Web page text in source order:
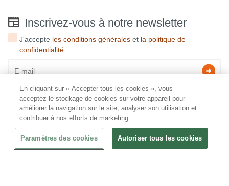
Inscrivez-vous à notre newsletter
J'accepte les conditions générales et la politique de
confidentialité
JUMA International BV
6 Rue des Bateliers
92110 Clichy | France
Numéro de TVA : FR59815313275
En cliquant sur « Accepter tous les cookies », vous
acceptez le stockage de cookies sur votre appareil pour
améliorer la navigation sur le site, analyser son utilisation et
contribuer à nos efforts de marketing.
Paramètres des cookies Autoriser tous les cookies